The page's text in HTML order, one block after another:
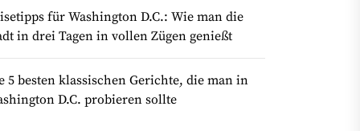
für Washington D.C.: Wie man die
in drei Tagen in vollen Zügen genießt
5 besten klassischen Gerichte, die man in
D.C. probieren sollte